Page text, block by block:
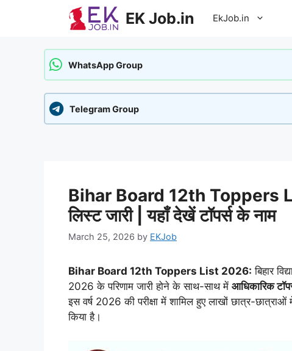
EK Job.in EkJob.in
WhatsApp Group
Telegram Group
Bihar Board 12th Toppers
लिस्ट जारी | यहाँ देखें टॉपर्स के नाम
March 25, 2026 by EKJob
Bihar Board 12th Toppers List 2026: बिहार
2026 के परिणाम जारी होने के साथ-साथ में आधिकारिक
इस वर्ष 2026 की परीक्षा में शामिल हुए लाखों छात्र-
किया है।